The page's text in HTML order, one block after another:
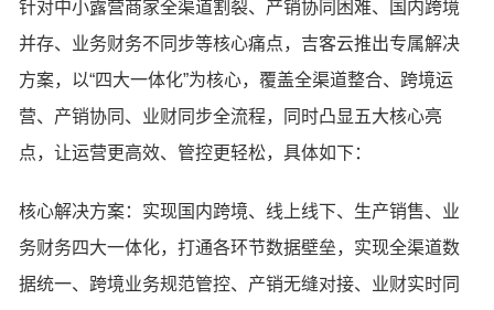
针对中小露营商家全渠道割裂、产销协同困难、国内跨境
并存、业务财务不同步等核心痛点，吉客云推出专属解决
方案，以“四大一体化”为核心，覆盖全渠道整合、跨境运
营、产销协同、业财同步全流程，同时凸显五大核心亮
点，让运营更高效、管控更轻松，具体如下：
核心解决方案：实现国内跨境、线上线下、生产销售、业
务财务四大一体化，打通各环节数据壁垒，实现全渠道数
据统一、跨境业务规范管控、产销无缝对接、业财实时同